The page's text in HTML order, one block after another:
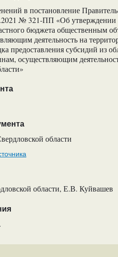
в постановление
№ 321-ПП «Об утверждении
бюджета общественным
деятельность на
предоставления субсидий из
осуществляющим
области
области, Е.В. Куйвашев